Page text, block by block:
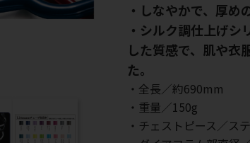
・しなやかで、厚め
・シルク調仕上げ
した質感で、肌や衣
た。
・全長／約690mm
・重量／150g
・チェストピース／ス